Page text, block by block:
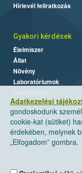
Adatkezelési
gondoskodunk
cookie-kat (sütiket)
érdekében, melynek
„Elfogadom” gombra.
Hírlevél feliratkozás
Gyakori kérdések
Élelmiszer
Állat
Növény
Laboratóriumok